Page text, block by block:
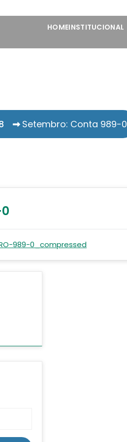
HOMEINSTITUCIONAL
Setembro: Conta 989-0
989-0_compressed